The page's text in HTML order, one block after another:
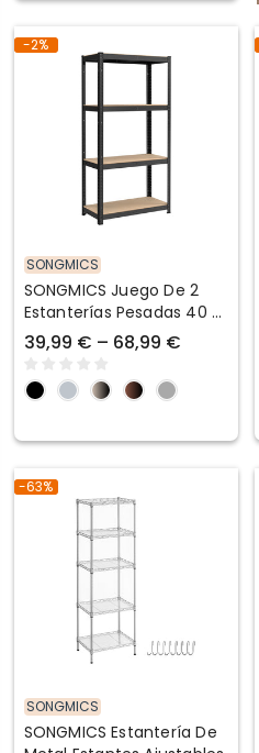
-2%
SONGMICS
SONGMICS Juego De 2
Estanterías Pesadas 40 X
80 X 160 Cm Negro
39,99 € – 68,99 €
-63%
SONGMICS
SONGMICS Estantería De